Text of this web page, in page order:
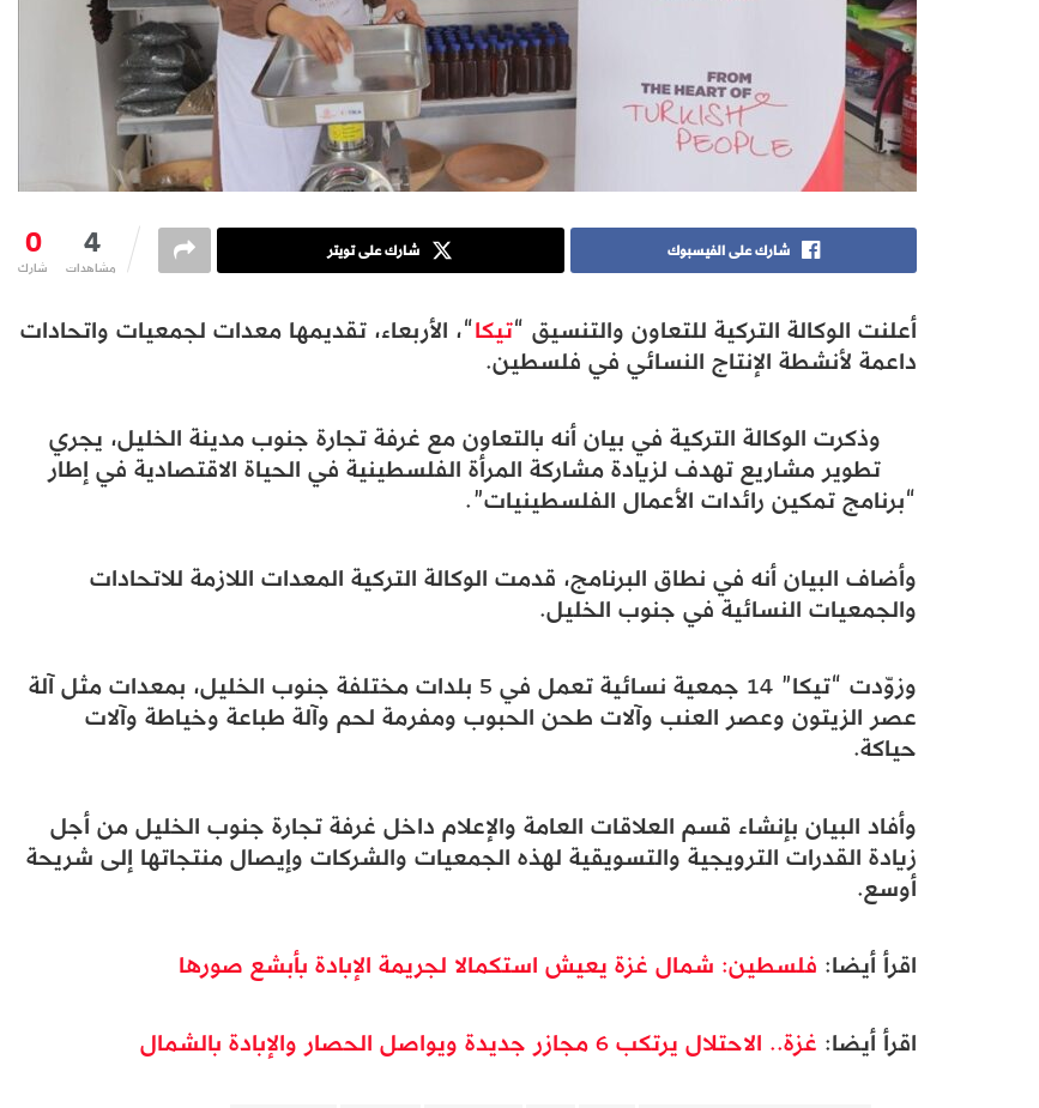
0
شارك 4
مشاهدات
شارك على الفيسبوك شارك على تويتر
أعلنت الوكالة التركية للتعاون والتنسيق “تيكا“، الأربعاء، تقديمها معدات لجمعيات واتحادات
داعمة لأنشطة الإنتاج النسائي في فلسطين.
وذكرت الوكالة التركية في بيان أنه بالتعاون مع غرفة تجارة جنوب مدينة الخليل، يجري
تطوير مشاريع تهدف لزيادة مشاركة المرأة الفلسطينية في الحياة الاقتصادية في إطار
“برنامج تمكين رائدات الأعمال الفلسطينيات”.
وأضاف البيان أنه في نطاق البرنامج، قدمت الوكالة التركية المعدات اللازمة للاتحادات
والجمعيات النسائية في جنوب الخليل.
وزوّدت “تيكا” 14 جمعية نسائية تعمل في 5 بلدات مختلفة جنوب الخليل، بمعدات مثل آلة
عصر الزيتون وعصر العنب وآلات طحن الحبوب ومفرمة لحم وآلة طباعة وخياطة وآلات
حياكة.
وأفاد البيان بإنشاء قسم العلاقات العامة والإعلام داخل غرفة تجارة جنوب الخليل من أجل
زيادة القدرات الترويجية والتسويقية لهذه الجمعيات والشركات وإيصال منتجاتها إلى شريحة
أوسع.
اقرأ أيضا: فلسطين: شمال غزة يعيش استكمالا لجريمة الإبادة بأبشع صورها
اقرأ أيضا: غزة.. الاحتلال يرتكب 6 مجازر جديدة ويواصل الحصار والإبادة بالشمال